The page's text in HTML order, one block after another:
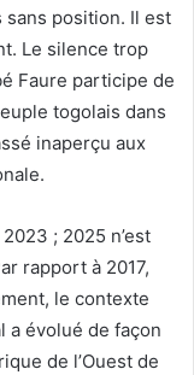
position. Il est
Le silence trop
Faure participe de
togolais dans
inaperçu aux
; 2025 n’est
rapport à 2017,
le contexte
a évolué de façon
de l’Ouest de